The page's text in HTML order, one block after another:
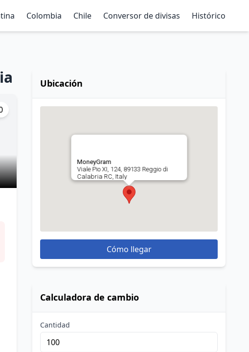
Colombia Chile Conversor de divisas Histórico
Ubicación
MoneyGram
Viale Pio XI, 124, 89133 Reggio di
Calabria RC, Italy
Cómo llegar
Calculadora de cambio
Cantidad